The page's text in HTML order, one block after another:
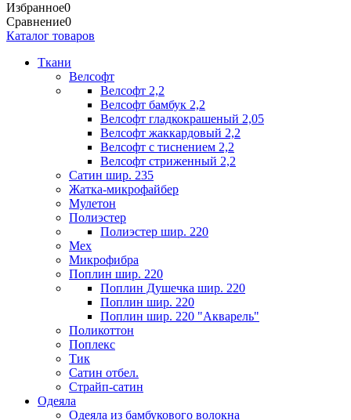
Избранное0
Сравнение0
Каталог товаров
Ткани
Велсофт
Велсофт 2,2
Велсофт бамбук 2,2
Велсофт гладкокрашеный 2,05
Велсофт жаккардовый 2,2
Велсофт с тиснением 2,2
Велсофт стриженный 2,2
Сатин шир. 235
Жатка-микрофайбер
Мулетон
Полиэстер
Полиэстер шир. 220
Мех
Микрофибра
Поплин шир. 220
Поплин Душечка шир. 220
Поплин шир. 220
Поплин шир. 220 "Акварель"
Поликоттон
Поплекс
Тик
Сатин отбел.
Страйп-сатин
Одеяла
Одеяла из бамбукового волокна